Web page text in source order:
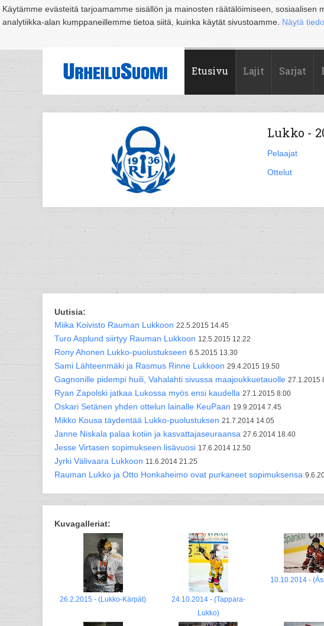
Käytämme evästeitä tarjoamamme sisällön ja mainosten räätälöimiseen,
analytiikka-alan kumppaneillemme tietoa siitä, kuinka käytät sivustoamme. Näytä
Suomi Espoo Helsinki Hämeenlinna Joensuu Jyväskylä Kouvola Kuopio Lahti
Etusivu Lajit Sarjat
Lukko -
Pelaajat
Ottelut
Uutisia:
Miika Koivisto Rauman Lukkoon 22.5.2015 14.45
Turo Asplund siirtyy Rauman Lukkoon 12.5.2015 12.22
Rony Ahonen Lukko-puolustukseen 6.5.2015 13.30
Sami Lähteenmäki ja Rasmus Rinne Lukkoon 29.4.2015 19.50
Gagnonille pidempi huili, Vahalahti sivussa maajoukkuetauolle 27.1.2015
Ryan Zapolski jatkaa Lukossa myös ensi kaudella 27.1.2015 8.00
Oskari Setänen yhden ottelun lainalle KeuPaan 19.9.2014 7.45
Mikko Kousa täydentää Lukko-puolustuksen 21.7.2014 14.05
Janne Niskala palaa kotiin ja kasvattajaseuraansa 27.6.2014 18.40
Jesse Virtasen sopimukseen lisävuosi 17.6.2014 12.50
Jyrki Välivaara Lukkoon 11.6.2014 21.25
Rauman Lukko ja Otto Honkaheimo ovat purkaneet sopimuksensa
Kuvagalleriat:
26.2.2015 - (Lukko-Kärpät)
24.10.2014 - (Tappara-
Lukko)
10.10.2014 -